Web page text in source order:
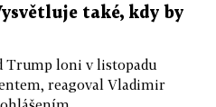
také, kdy by
Trump loni v listopadu
reagoval Vladimir